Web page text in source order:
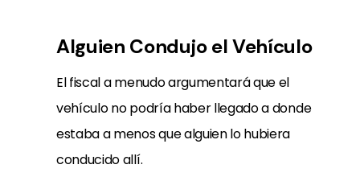
Alguien Condujo el Vehículo
El fiscal a menudo argumentará que el
vehículo no podría haber llegado a donde
estaba a menos que alguien lo hubiera
conducido allí.